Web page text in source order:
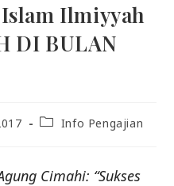
Ilmiyyah
DI BULAN
PostInfo Pengajian
Cimahi: “Sukses